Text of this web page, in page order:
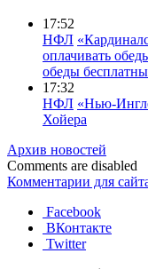
17:52
НФЛ
оплачивать
обеды бесплатны
17:32
НФЛ «Нью-
Хойера
Архив новостей
Comments are disabled
Комментарии для
Facebook
ВКонтакте
Twitter